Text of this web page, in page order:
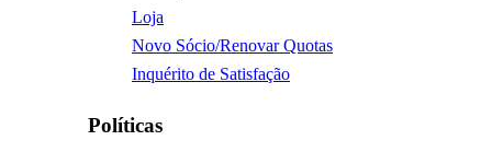
Loja
Novo Sócio/Renovar Quotas
Inquérito de Satisfação
Políticas